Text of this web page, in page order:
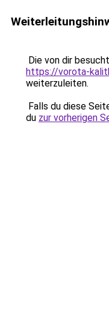
Die von dir
https://vorota-
weiterzuleiten.
Falls du diese
du zur vorherigen